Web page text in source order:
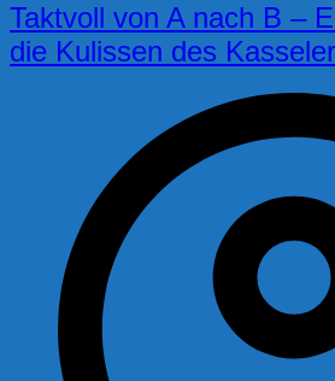
Taktvoll von A nach B –
die Kulissen des